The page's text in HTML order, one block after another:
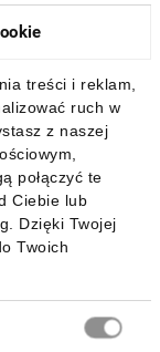
treści i reklam,
ruch w
z naszej
połączyć te
Ciebie lub
Dzięki Twojej
Twoich